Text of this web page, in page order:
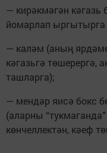
— кирәкмәгән кәгазь
йомарлап
— каләм (аның
кәгазьгә төшерергә,
ташларга);
— мендәр яисә бокс
(аларны
көнчеллектән, кәеф